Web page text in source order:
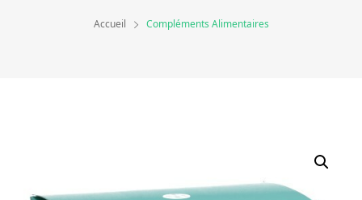
Accueil Compléments Alimentaires